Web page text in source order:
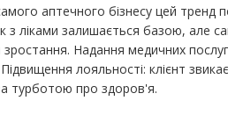
аптечного бізнесу цей тренд
ліками залишається базою, але
Надання медичних
лояльності: клієнт
турботою про здоров'я.